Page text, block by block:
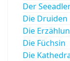
Der
Die Druiden
Die
Die Füchsin
Die